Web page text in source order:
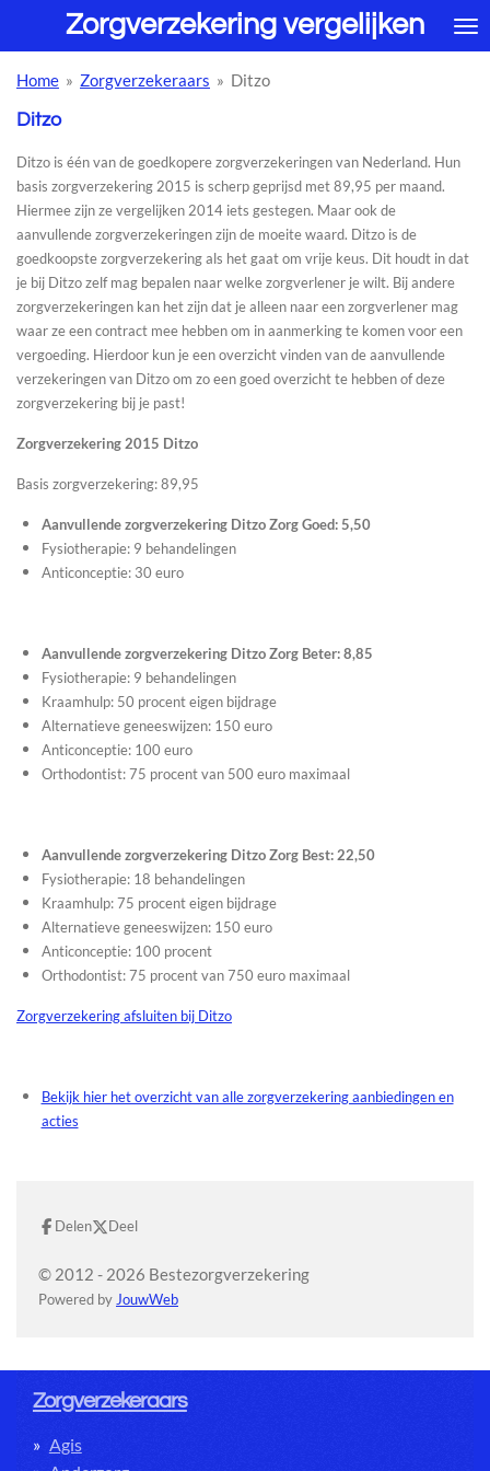
de
hoofdinhoud
Zorgverzekering vergelijken
Home » Zorgverzekeraars » Ditzo
Ditzo
Ditzo is één van de goedkopere zorgverzekeringen van Nederland. Hun
basis zorgverzekering 2015 is scherp geprijsd met 89,95 per maand.
Hiermee zijn ze vergelijken 2014 iets gestegen. Maar ook de
aanvullende zorgverzekeringen zijn de moeite waard. Ditzo is de
goedkoopste zorgverzekering als het gaat om vrije keus. Dit houdt in dat
je bij Ditzo zelf mag bepalen naar welke zorgverlener je wilt. Bij andere
zorgverzekeringen kan het zijn dat je alleen naar een zorgverlener mag
waar ze een contract mee hebben om in aanmerking te komen voor een
vergoeding. Hierdoor kun je een overzicht vinden van de aanvullende
verzekeringen van Ditzo om zo een goed overzicht te hebben of deze
zorgverzekering bij je past!
Zorgverzekering 2015 Ditzo
Basis zorgverzekering: 89,95
Aanvullende zorgverzekering Ditzo Zorg Goed: 5,50
Fysiotherapie: 9 behandelingen
Anticonceptie: 30 euro
Aanvullende zorgverzekering Ditzo Zorg Beter: 8,85
Fysiotherapie: 9 behandelingen
Kraamhulp: 50 procent eigen bijdrage
Alternatieve geneeswijzen: 150 euro
Anticonceptie: 100 euro
Orthodontist: 75 procent van 500 euro maximaal
Aanvullende zorgverzekering Ditzo Zorg Best: 22,50
Fysiotherapie: 18 behandelingen
Kraamhulp: 75 procent eigen bijdrage
Alternatieve geneeswijzen: 150 euro
Anticonceptie: 100 procent
Orthodontist: 75 procent van 750 euro maximaal
Zorgverzekering afsluiten bij Ditzo
Bekijk hier het overzicht van alle zorgverzekering aanbiedingen en
acties
Delen Deel
© 2012 - 2026 Bestezorgverzekering
Powered by JouwWeb
Zorgverzekeraars
Agis